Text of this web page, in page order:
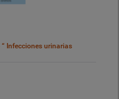
Infecciones urinarias